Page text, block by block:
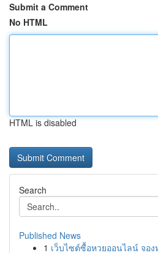
Submit a Comment
No HTML
HTML is disabled
Search
Published News
1 เว็บไซต์ซื้อหวยออนไลน์ จอง